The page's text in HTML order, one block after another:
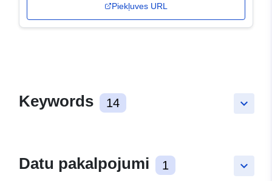
Piekļuves URL
keyboard_arrow_down
Keywords 14
keyboard_arrow_down
Datu pakalpojumi 1